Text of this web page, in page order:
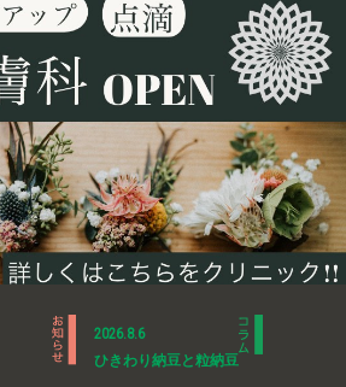
2026.8.6
ひきわり納豆と粒納豆